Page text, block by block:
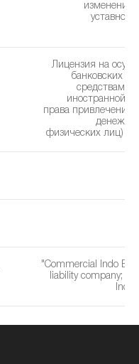
изменения
уставного
Лицензия на
банковских
средствами
иностранной
права привлечения
физических лиц)
"Commercial Indo
liability company;
Indo